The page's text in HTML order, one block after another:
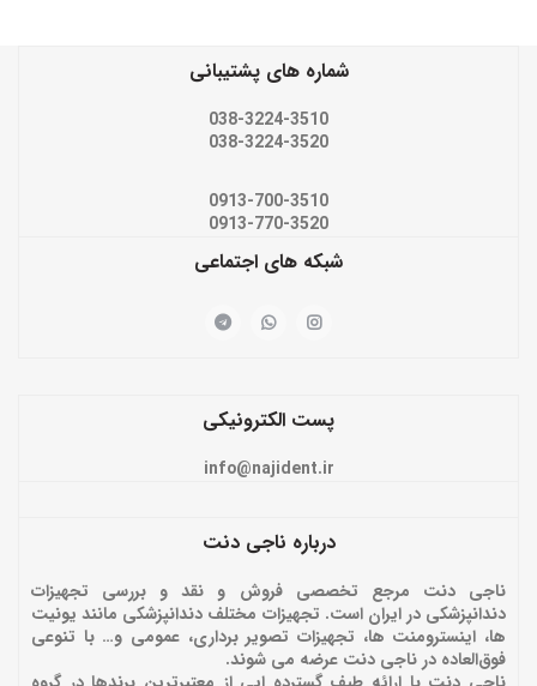
شماره های پشتیبانی
038-3224-3510
038-3224-3520
0913-700-3510
0913-770-3520
شبکه های اجتماعی
پست الکترونیکی
info@najident.ir
درباره ناجی دنت
ناجی دنت مرجع تخصصی فروش و نقد و بررسی تجهیزات
دندانپزشکی در ایران است. تجهیزات مختلف دندانپزشکی مانند یونیت
ها، اینسترومنت ها، تجهیزات تصویر برداری، عمومی و… با تنوعی
فوق‌العاده در ناجی دنت عرضه می شوند.